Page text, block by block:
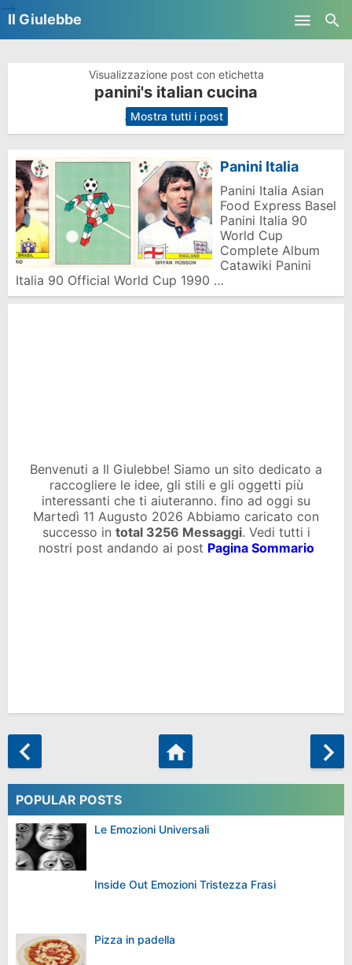
Il Giulebbe
Visualizzazione post con etichetta
panini's italian cucina
. Mostra tutti i post
Panini Italia
Panini Italia Asian
Food Express Basel
Panini Italia 90
World Cup
Complete Album
Catawiki Panini
Italia 90 Official World Cup 1990 …
Benvenuti a Il Giulebbe! Siamo un sito dedicato a
raccogliere le idee, gli stili e gli oggetti più
interessanti che ti aiuteranno. fino ad oggi su
Martedì 11 Augusto 2026 Abbiamo caricato con
successo in total 3256 Messaggi. Vedi tutti i
nostri post andando ai post Pagina Sommario
POPULAR POSTS
Le Emozioni Universali
Inside Out Emozioni Tristezza Frasi
Pizza in padella